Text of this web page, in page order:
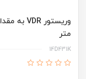
متر
14D431K